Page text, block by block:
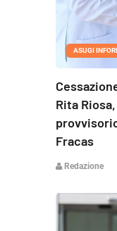
ASUGI
Rita
Fracas
Redazione